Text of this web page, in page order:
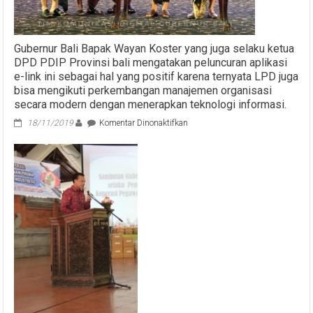
Gubernur Bali Bapak Wayan Koster yang juga selaku ketua
DPD PDIP Provinsi bali mengatakan peluncuran aplikasi
e-link ini sebagai hal yang positif karena ternyata LPD juga
bisa mengikuti perkembangan manajemen organisasi
secara modern dengan menerapkan teknologi informasi.
18/11/2019 Komentar Dinonaktifkan